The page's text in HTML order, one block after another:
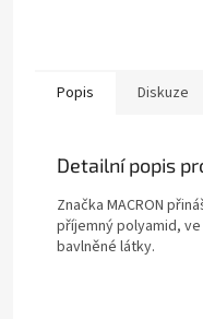
Popis Diskuze
Detailní popis
Značka MACRON
příjemný polyamid,
bavlněné látky.